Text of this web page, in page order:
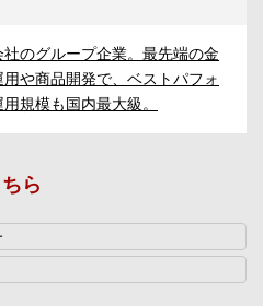
のグループ企業。最先端の金
や商品開発で、ベストパフォ
規模も国内最大級。
ら